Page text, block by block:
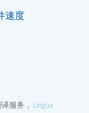
速度
服务， Lingua